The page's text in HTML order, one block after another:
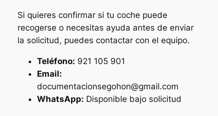
Si quieres confirmar si tu coche puede
recogerse o necesitas ayuda antes de enviar
la solicitud, puedes contactar con el equipo.
Teléfono: 921 105 901
Email:
documentacionsegohon@gmail.com
WhatsApp: Disponible bajo solicitud